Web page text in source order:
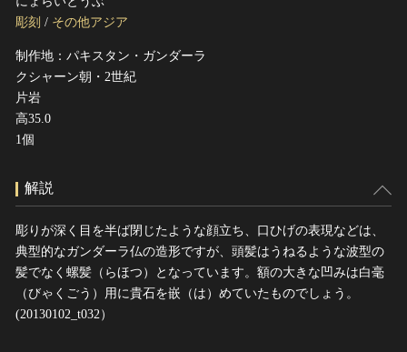
彫刻 / その他アジア
制作地：パキスタン・ガンダーラ
クシャーン朝・2世紀
片岩
高35.0
1個
解説
彫りが深く目を半ば閉じたような顔立ち、口ひげの表現などは、
典型的なガンダーラ仏の造形ですが、頭髪はうねるような波型の
髪でなく螺髪（らほつ）となっています。額の大きな凹みは白毫
（びゃくごう）用に貴石を嵌（は）めていたものでしょう。
(20130102_t032）